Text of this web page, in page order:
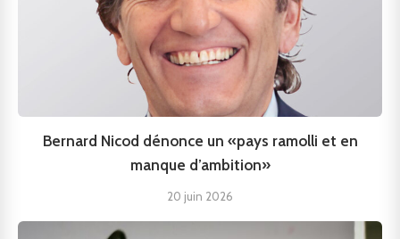
Bernard Nicod dénonce un «pays ramolli et en
manque d’ambition»
20 juin 2026